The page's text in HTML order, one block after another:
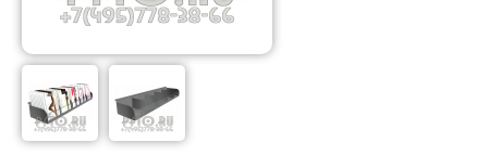
Фабрика торгового оборудования